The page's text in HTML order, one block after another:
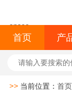
space
首页 产
>> 当前位置：首页